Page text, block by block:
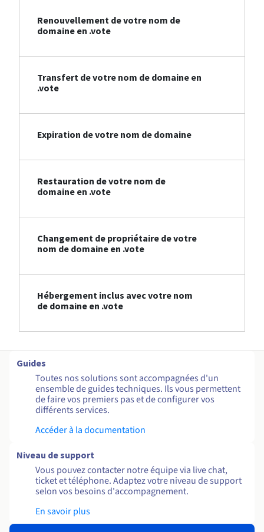
Renouvellement de votre nom de
domaine en .vote
Transfert de votre nom de domaine en
.vote
Expiration de votre nom de domaine
Restauration de votre nom de
domaine en .vote
Changement de propriétaire de votre
nom de domaine en .vote
Hébergement inclus avec votre nom
de domaine en .vote
Guides
Toutes nos solutions sont accompagnées d'un
ensemble de guides techniques. Ils vous permettent
de faire vos premiers pas et de configurer vos
différents services.
Accéder à la documentation
Niveau de support
Vous pouvez contacter notre équipe via live chat,
ticket et téléphone. Adaptez votre niveau de support
selon vos besoins d'accompagnement.
En savoir plus